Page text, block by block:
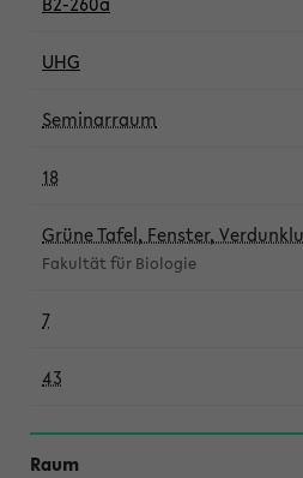
UHG
Seminarraum
18
Grüne Tafel, Fenster,
Fakultät für Biologie
7
43